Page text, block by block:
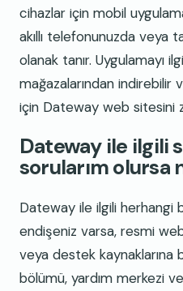
cihazlar için mobil
akıllı telefonunuzda veya
olanak tanır. Uygulamayı
mağazalarından indirebilir
için Dateway web sitesini
Dateway ile ilgili
sorularım olursa
Dateway ile ilgili herhangi
endişeniz varsa, resmi
veya destek kaynaklarına
bölümü, yardım merkezi